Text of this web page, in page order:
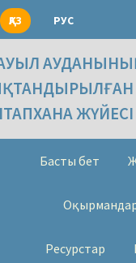
ҚАЗ РУС
АУДАНЫНЫҢ
ЖҮЙЕСІ
Басты бет
Ресурстар